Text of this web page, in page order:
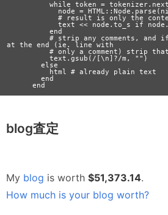
          while token = tokenizer.next
            # result is only the content of any Text nodes
            text << node.to_s if node.class == HTML::Text
          end
          # strip any comments, and if they have a newline
at the end (ie. line with
          # only a comment) strip that too
          text.gsub(/[\n]?/m, "")
        else
        end
blog査定
My blog is worth $51,373.14.
How much is your blog worth?